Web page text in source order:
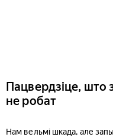
Пацвердзіце, што
не робат
Нам вельмі шкада, але